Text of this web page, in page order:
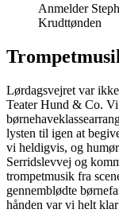
Anmelder
Krudttønden
Lørdagsvejret var
Teater Hund & Co. Vi
lysten til igen at
vi heldigvis, og
Serridslevvej og
trompetmusik fra
gennemblødte
hånden var vi helt